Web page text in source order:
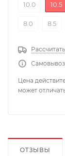
10.0
10.5
8.0 8.5
Цена
может
ОТЗЫВЫ